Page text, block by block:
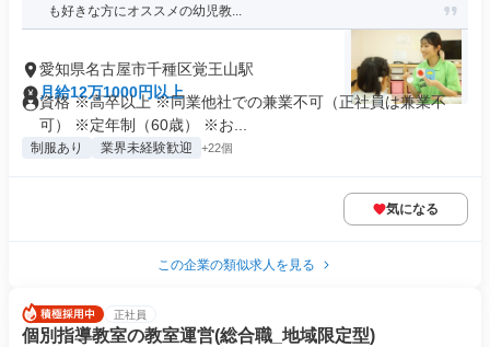
も好きな方にオススメの幼児教...
愛知県名古屋市千種区覚王山駅
月給12万1000円以上
資格 ※高卒以上 ※同業他社での兼業不可（正社員は兼業不
可） ※定年制（60歳） ※お...
制服あり 業界未経験歓迎 +22個
気になる
この企業の類似求人を見る
正社員
個別指導教室の教室運営(総合職_地域限定型)